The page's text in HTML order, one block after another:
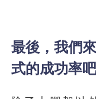
最後，我們
式的成功率吧